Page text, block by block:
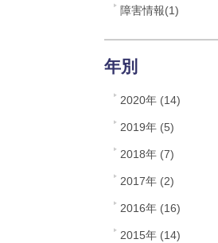
障害情報(1)
年別
2020年 (14)
2019年 (5)
2018年 (7)
2017年 (2)
2016年 (16)
2015年 (14)